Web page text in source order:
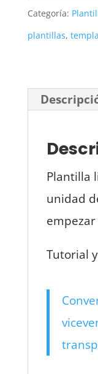
Categoría:
plantillas,
Plantilla
unidad
Tutorial